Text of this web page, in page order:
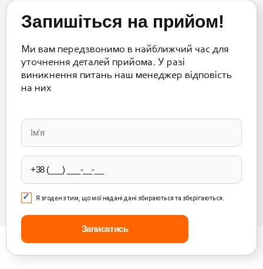
Запишіться на прийом!
Ми вам передзвонимо в найближчий час для
уточнення деталей прийома. У разі
виникнення питань наш менеджер відповість
на них
leave
this
field
empty.
Я згоден з тим, що мої надані дані збираються та зберігаються.